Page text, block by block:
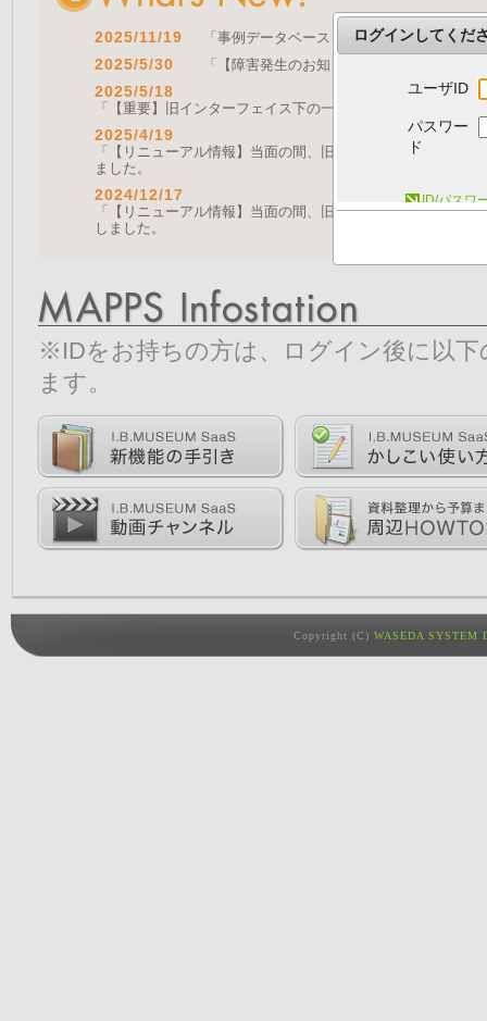
2025/11/19 「事例データベースを公開しました」 をア
2025/5/30 「【障害発生のお知らせ｜復旧済み】Web
2025/5/18
「【重要】旧インターフェイス下の一部機能の停止につい
2025/4/19
「【リニューアル情報】当面の間、旧画面をご利用いただ
ました。
2024/12/17
「【リニューアル情報】当面の間、旧画面をご利用いただ
しました。
※IDをお持ちの方は、ログイン後に以
ます。
Copyright (C) WASEDA SYSTEM
ログインしてくだ
ユーザID
パスワー
ド
ID/パスワ